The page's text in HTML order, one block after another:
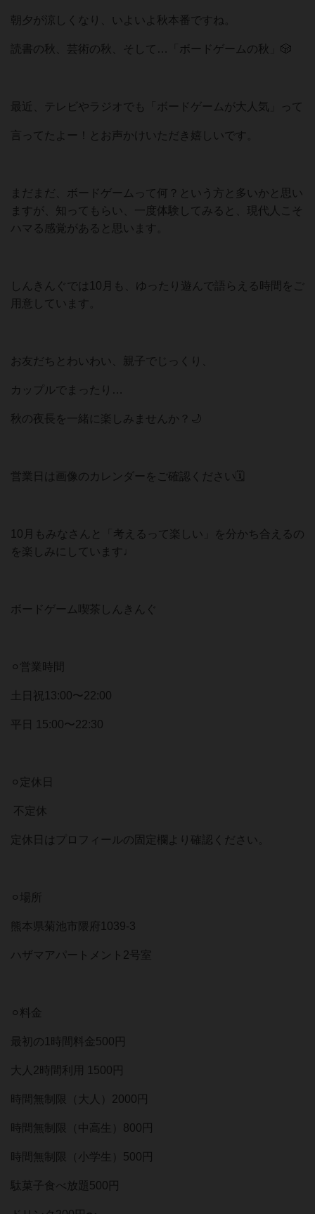
朝夕が涼しくなり、いよいよ秋本番ですね。
読書の秋、芸術の秋、そして…「ボードゲームの秋」🎲
最近、テレビやラジオでも「ボードゲームが大人気」って
言ってたよー！とお声かけいただき嬉しいです。
まだまだ、ボードゲームって何？という方と多いかと思い
ますが、知ってもらい、一度体験してみると、現代人こそ
ハマる感覚があると思います。
しんきんぐでは10月も、ゆったり遊んで語らえる時間をご
用意しています。
お友だちとわいわい、親子でじっくり、
カップルでまったり…
秋の夜長を一緒に楽しみませんか？🌙
営業日は画像のカレンダーをご確認ください🗓
10月もみなさんと「考えるって楽しい」を分かち合えるの
を楽しみにしています♩
ボードゲーム喫茶しんきんぐ⠀
⚪︎営業時間⠀
土日祝13:00〜22:00⠀
平日 15:00〜22:30⠀
⚪︎定休日⠀
不定休⠀
定休日はプロフィールの固定欄より確認ください。⠀
⚪︎場所⠀
熊本県菊池市隈府1039-3⠀
ハザマアパートメント2号室⠀
⚪︎料金⠀
最初の1時間料金500円⠀
大人2時間利用 1500円⠀
時間無制限（大人）2000円⠀
時間無制限（中高生）800円⠀
時間無制限（小学生）500円⠀
駄菓子食べ放題500円⠀